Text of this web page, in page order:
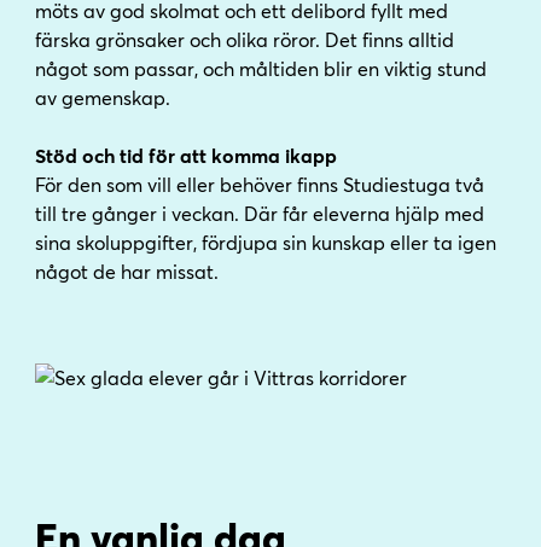
möts av god skolmat och ett delibord fyllt med
färska grönsaker och olika röror. Det finns alltid
något som passar, och måltiden blir en viktig stund
av gemenskap.
Stöd och tid för att komma ikapp
För den som vill eller behöver finns Studiestuga två
till tre gånger i veckan. Där får eleverna hjälp med
sina skoluppgifter, fördjupa sin kunskap eller ta igen
något de har missat.